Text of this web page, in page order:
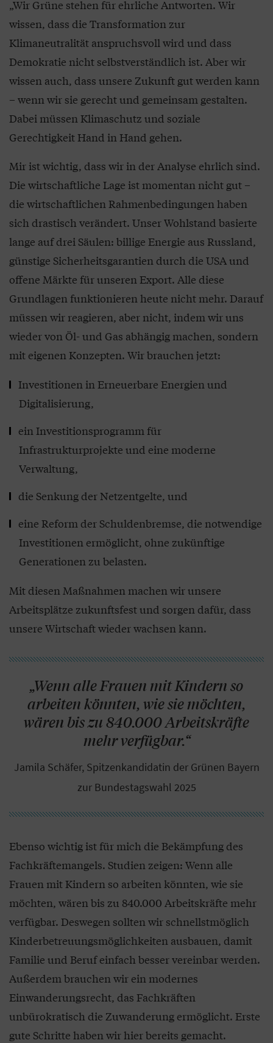
„Wir Grüne stehen für ehrliche Antworten. Wir
wissen, dass die Transformation zur
Klimaneutralität anspruchsvoll wird und dass
Demokratie nicht selbstverständlich ist. Aber wir
wissen auch, dass unsere Zukunft gut werden kann
– wenn wir sie gerecht und gemeinsam gestalten.
Dabei müssen Klimaschutz und soziale
Gerechtigkeit Hand in Hand gehen.
Mir ist wichtig, dass wir in der Analyse ehrlich sind.
Die wirtschaftliche Lage ist momentan nicht gut –
die wirtschaftlichen Rahmenbedingungen haben
sich drastisch verändert. Unser Wohlstand basierte
lange auf drei Säulen: billige Energie aus Russland,
günstige Sicherheitsgarantien durch die USA und
offene Märkte für unseren Export. Alle diese
Grundlagen funktionieren heute nicht mehr. Darauf
müssen wir reagieren, aber nicht, indem wir uns
wieder von Öl- und Gas abhängig machen, sondern
mit eigenen Konzepten. Wir brauchen jetzt:
Investitionen in Erneuerbare Energien und
Digitalisierung,
ein Investitionsprogramm für
Infrastrukturprojekte und eine moderne
Verwaltung,
die Senkung der Netzentgelte, und
eine Reform der Schuldenbremse, die notwendige
Investitionen ermöglicht, ohne zukünftige
Generationen zu belasten.
Mit diesen Maßnahmen machen wir unsere
Arbeitsplätze zukunftsfest und sorgen dafür, dass
unsere Wirtschaft wieder wachsen kann.
„Wenn alle Frauen mit Kindern so
arbeiten könnten, wie sie möchten,
wären bis zu 840.000 Arbeitskräfte
mehr verfügbar.“
Jamila Schäfer, Spitzenkandidatin der Grünen Bayern
zur Bundestagswahl 2025
Ebenso wichtig ist für mich die Bekämpfung des
Fachkräftemangels. Studien zeigen: Wenn alle
Frauen mit Kindern so arbeiten könnten, wie sie
möchten, wären bis zu 840.000 Arbeitskräfte mehr
verfügbar. Deswegen sollten wir schnellstmöglich
Kinderbetreuungsmöglichkeiten ausbauen, damit
Familie und Beruf einfach besser vereinbar werden.
Außerdem brauchen wir ein modernes
Einwanderungsrecht, das Fachkräften
unbürokratisch die Zuwanderung ermöglicht. Erste
gute Schritte haben wir hier bereits gemacht.